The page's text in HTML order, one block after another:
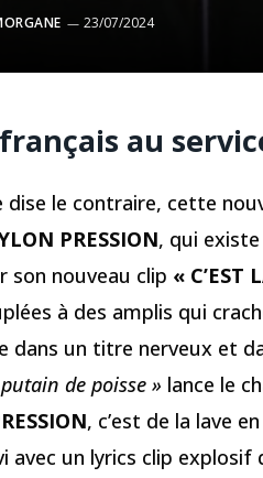
23/07/2024
au
le contraire, cette
PRESSION, qui
son nouveau clip « C’EST
à des amplis qui
dans un titre nerveux et
de poisse » lance le
, c’est de la lave
avec un lyrics clip explosif